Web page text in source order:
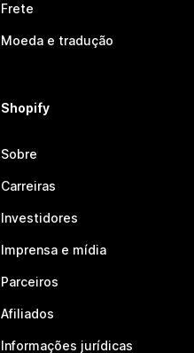
Frete
Moeda e tradução
Shopify
Sobre
Carreiras
Investidores
Imprensa e mídia
Parceiros
Afiliados
Informações jurídicas